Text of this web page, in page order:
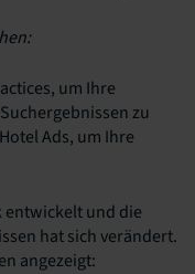
um Ihre
zu
Ads, um Ihre
entwickelt und die
hat sich verändert.
angezeigt: